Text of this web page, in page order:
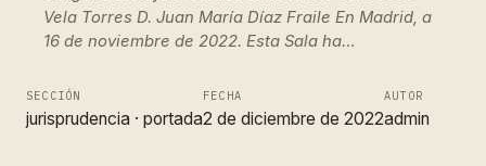
Vela Torres D. Juan María Díaz Fraile En Madrid, a
16 de noviembre de 2022. Esta Sala ha…
SECCIÓN
jurisprudencia · portada
FECHA
2 de diciembre de 2022
AUTOR
admin